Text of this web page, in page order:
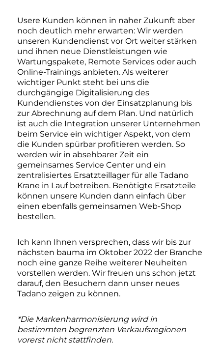
Usere Kunden können in naher Zukunft aber
noch deutlich mehr erwarten: Wir werden
unseren Kundendienst vor Ort weiter stärken
und ihnen neue Dienstleistungen wie
Wartungspakete, Remote Services oder auch
Online-Trainings anbieten. Als weiterer
wichtiger Punkt steht bei uns die
durchgängige Digitalisierung des
Kundendienstes von der Einsatzplanung bis
zur Abrechnung auf dem Plan. Und natürlich
ist auch die Integration unserer Unternehmen
beim Service ein wichtiger Aspekt, von dem
die Kunden spürbar profitieren werden. So
werden wir in absehbarer Zeit ein
gemeinsames Service Center und ein
zentralisiertes Ersatzteillager für alle Tadano
Krane in Lauf betreiben. Benötigte Ersatzteile
können unsere Kunden dann einfach über
einen ebenfalls gemeinsamen Web-Shop
bestellen.
Ich kann Ihnen versprechen, dass wir bis zur
nächsten bauma im Oktober 2022 der Branche
noch eine ganze Reihe weiterer Neuheiten
vorstellen werden. Wir freuen uns schon jetzt
darauf, den Besuchern dann unser neues
Tadano zeigen zu können.
*Die Markenharmonisierung wird in
bestimmten begrenzten Verkaufsregionen
vorerst nicht stattfinden.